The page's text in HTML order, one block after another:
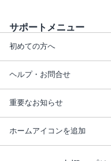
サポートメニュー
初めての方へ
ヘルプ・お問合せ
重要なお知らせ
ホームアイコンを追加